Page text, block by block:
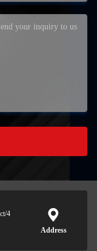
Address